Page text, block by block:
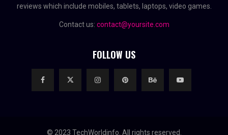
reviews which include mobiles, tablets, laptops, video games.
Contact us: contact@yoursite.com
FOLLOW US
© 2023 TechWorldinfo. All rights reserved.